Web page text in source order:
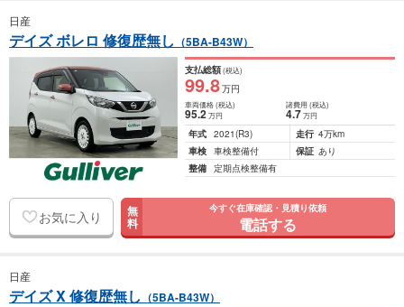
日産
デイズ ボレロ 修復歴無し （5BA-B43W）
支払総額(税込)
99.8万円
車両価格(税込)
95.2万円
諸費用 (税込)
4.7 万円
年式 2021(R3) 走行 4万km
車検 車検整備付 保証 あり
整備 定期点検整備有
お気に入り 無
料
今すぐ在庫確認・見積り依頼
電話する
日産
デイズ X 修復歴無し （5BA-B43W）